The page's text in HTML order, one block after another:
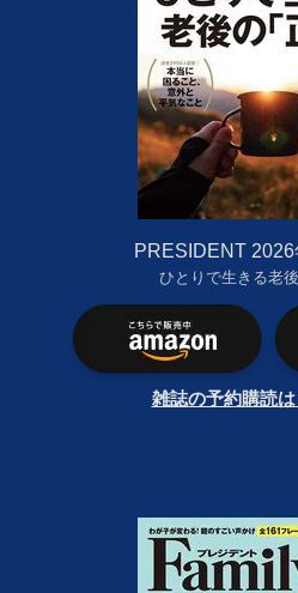
PRESIDENT
ひとりで生きる老
雑誌の予約購読